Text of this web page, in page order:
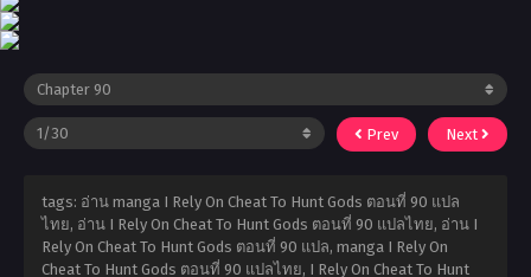
Prev Next
tags: อ่าน manga I Rely On Cheat To Hunt Gods ตอนที่ 90 แปล
ไทย, อ่าน I Rely On Cheat To Hunt Gods ตอนที่ 90 แปลไทย, อ่าน I
Rely On Cheat To Hunt Gods ตอนที่ 90 แปล, manga I Rely On
Cheat To Hunt Gods ตอนที่ 90 แปลไทย, I Rely On Cheat To Hunt